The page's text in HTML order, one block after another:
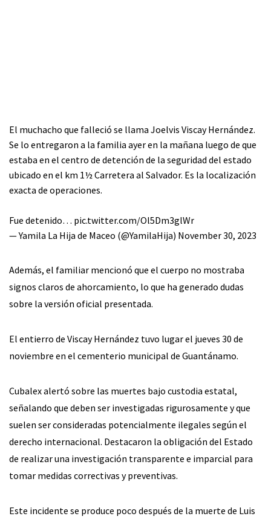
El muchacho que falleció se llama Joelvis Viscay Hernández.
Se lo entregaron a la familia ayer en la mañana luego de que
estaba en el centro de detención de la seguridad del estado
ubicado en el km 1½ Carretera al Salvador. Es la localización
exacta de operaciones.
Fue detenido… pic.twitter.com/Ol5Dm3glWr
— Yamila La Hija de Maceo (@YamilaHija) November 30, 2023
Además, el familiar mencionó que el cuerpo no mostraba
signos claros de ahorcamiento, lo que ha generado dudas
sobre la versión oficial presentada.
El entierro de Viscay Hernández tuvo lugar el jueves 30 de
noviembre en el cementerio municipal de Guantánamo.
Cubalex alertó sobre las muertes bajo custodia estatal,
señalando que deben ser investigadas rigurosamente y que
suelen ser consideradas potencialmente ilegales según el
derecho internacional. Destacaron la obligación del Estado
de realizar una investigación transparente e imparcial para
tomar medidas correctivas y preventivas.
Este incidente se produce poco después de la muerte de Luis